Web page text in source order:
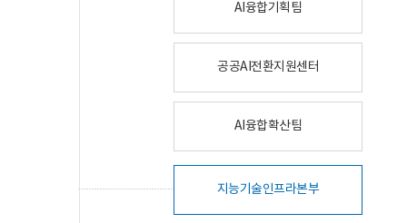
AI융합기획팀
공공AI전환지원센터
AI융합확산팀
지능기술인프라본부